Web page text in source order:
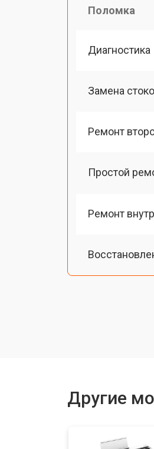
Поломка
Диагностика
Замена
Ремонт
Простой
Ремонт
Замена
Другие